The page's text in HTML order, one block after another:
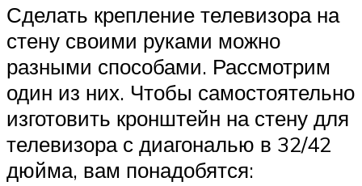
Сделать крепление телевизора на
стену своими руками можно
разными способами. Рассмотрим
один из них. Чтобы самостоятельно
изготовить кронштейн на стену для
телевизора с диагональю в 32/42
дюйма, вам понадобятся: